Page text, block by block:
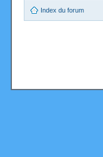
Index du forum